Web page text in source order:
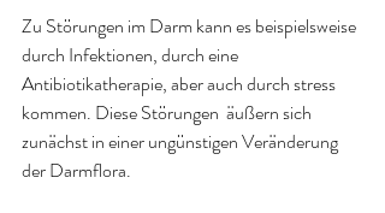
Zu Störungen im Darm kann es beispielsweise
durch Infektionen, durch eine
Antibiotikatherapie, aber auch durch stress
kommen. Diese Störungen  äußern sich
zunächst in einer ungünstigen Veränderung
der Darmflora.